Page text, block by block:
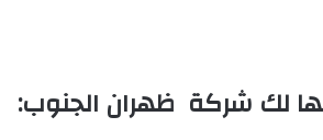
لك شركة ظهران الجنوب: